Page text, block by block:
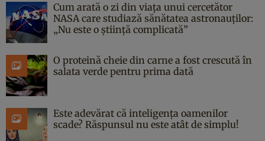
Cum arată o zi din viața unui cercetător
NASA care studiază sănătatea astronauților:
„Nu este o știință complicată”
O proteină cheie din carne a fost crescută în
salata verde pentru prima dată
Este adevărat că inteligența oamenilor
scade? Răspunsul nu este atât de simplu!